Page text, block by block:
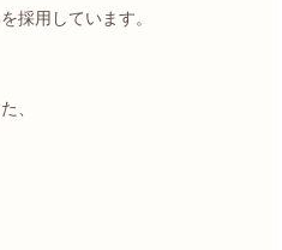
採用しています。
、